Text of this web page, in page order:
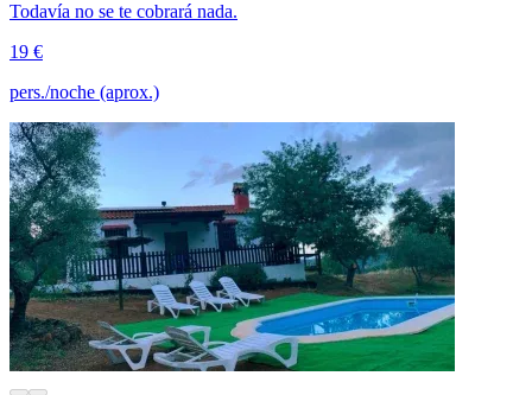
Todavía no se te cobrará nada.
19 €
pers./noche (aprox.)